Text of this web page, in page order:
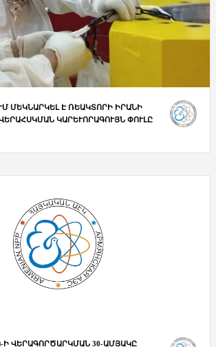
ՄԵԿՆԱՐԿԵԼ Է ՌԵԱԿՏՈՐԻ ԻՐԱՆԻ
ԿԱՐԵՒՈՐԱԳՈՒՅՆ ՓՈՒԼԸ
Ի ՎԵՐԱԳՈՐԾԱՐԿՄԱՆ 30-ԱՄՅԱԿԸ